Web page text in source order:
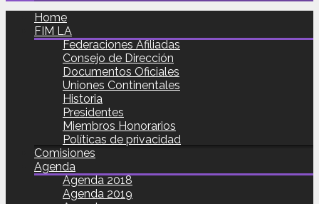
Home
FIM LA
Federaciones Afiliadas
Consejo de Dirección
Documentos Oficiales
Uniones Continentales
Historia
Presidentes
Miembros Honorarios
Políticas de privacidad
Comisiones
Agenda
Agenda 2018
Agenda 2019